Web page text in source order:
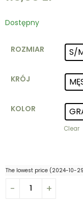
Dostępny
ROZMIAR S/
KRÓJ
KOLOR
Clear
The lowest price (2024-10-29